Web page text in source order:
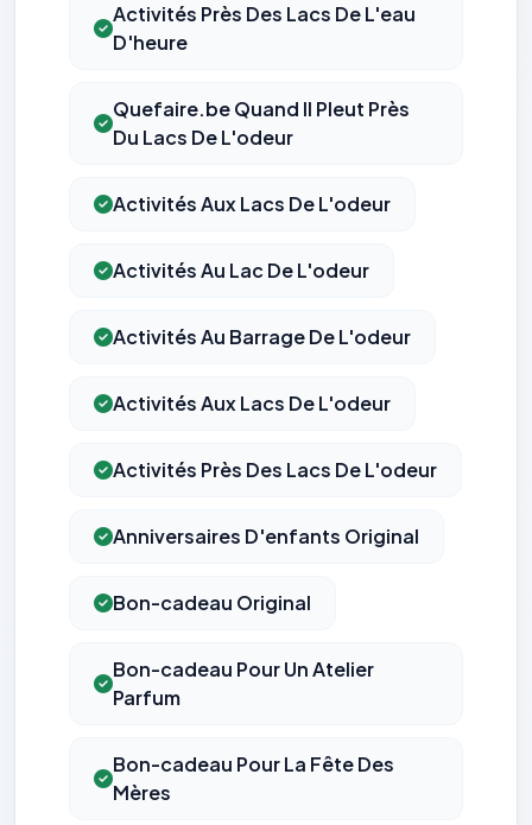
Activités Près Des Lacs De L'eau
D'heure
Quefaire.be Quand Il Pleut Près
Du Lacs De L'odeur
Activités Aux Lacs De L'odeur
Activités Au Lac De L'odeur
Activités Au Barrage De L'odeur
Activités Aux Lacs De L'odeur
Activités Près Des Lacs De L'odeur
Anniversaires D'enfants Original
Bon-cadeau Original
Bon-cadeau Pour Un Atelier
Parfum
Bon-cadeau Pour La Fête Des
Mères